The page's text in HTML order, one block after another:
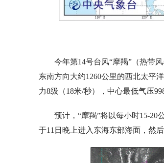
今年第14号台风“摩羯”（热带
东南方向大约1260公里的西北太平
力8级（18米/秒），中心最低气压
预计，“摩羯”将以每小时15-20
于11日晚上进入东海东部海面，然